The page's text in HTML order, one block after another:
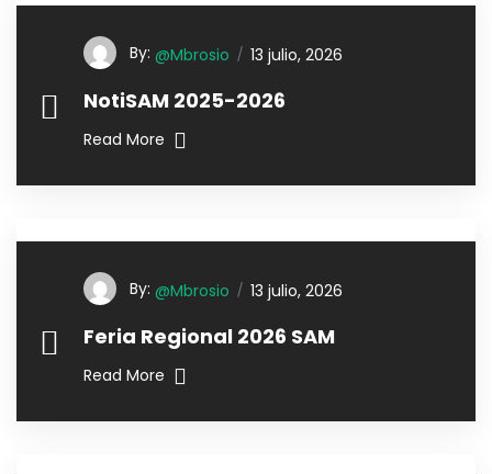
By: @mbrosio 13 julio, 2026
NotiSAM 2025-2026
Read More
By: @mbrosio 13 julio, 2026
Feria Regional 2026 SAM
Read More